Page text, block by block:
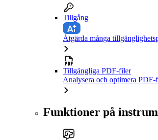
Tillgång
Åtgärda många
Tillgängliga PDF-filer
Analysera och optimera
Funktioner på